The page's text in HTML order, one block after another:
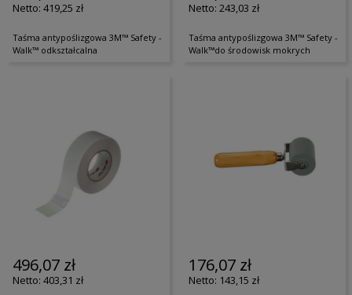
419,25 zł
Taśma antypoślizgowa 3M™ Safety -
Walk™ odkształcalna
243,03 zł
Taśma antypoślizgowa 3M™ Safety -
Walk™do środowisk mokrych
496,07 zł
403,31 zł
176,07 zł
143,15 zł